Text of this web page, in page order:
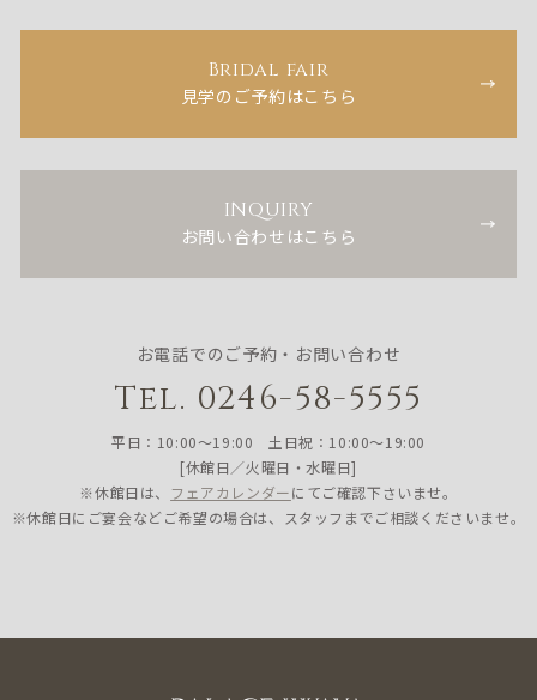
Bridal fair
見学のご予約はこちら
INQUIRY
お問い合わせはこちら
お電話でのご予約・お問い合わせ
Tel. 0246-58-5555
平日：10:00〜19:00 土日祝：10:00〜19:00
[休館日／火曜日・水曜日]
※休館日は、 フェアカレンダーにてご確認下さいませ。
※休館日にご宴会などご希望の場合は、スタッフまでご相談くださいませ。